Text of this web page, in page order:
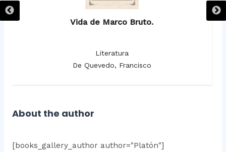
Vida de Marco Bruto.
Literatura
De Quevedo, Francisco
About the author
[books_gallery_author author="Platón"]